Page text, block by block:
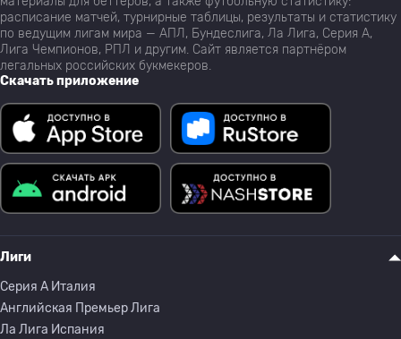
расписание матчей, турнирные таблицы, результаты и статистику
по ведущим лигам мира — АПЛ, Бундеслига, Ла Лига, Серия А,
Лига Чемпионов, РПЛ и другим. Сайт является партнёром
легальных российских букмекеров.
Скачать приложение
Лиги
Серия A Италия
Английская Премьер Лига
Ла Лига Испания